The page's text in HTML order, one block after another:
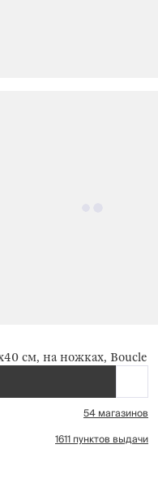
см, на ножках, Boucle
54 магазинов
1611 пунктов выдачи